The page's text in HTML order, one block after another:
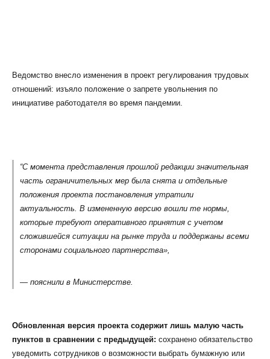
УСЛОВИЯ ИСПОЛЬЗОВАНИЯ ФАЙЛОВ COOKIE
ПОЛЬЗОВАТЕЛЬСКОЕ СОГЛАШЕНИЕ
Ведомство внесло изменения в проект регулирования трудовых
отношений: изъяло положение о запрете увольнения по
инициативе работодателя во время пандемии.
“С момента представления прошлой редакции значительная
часть ограничительных мер была снята и отдельные
положения проекта постановления утратили
актуальность. В измененную версию вошли те нормы,
которые требуют оперативного принятия с учетом
сложившейся ситуации на рынке труда и поддержаны всеми
сторонами социального партнерства»,
— пояснили в Министерстве.
Обновленная версия проекта содержит лишь малую часть
пунктов в сравнении с предыдущей: сохранено обязательство
уведомить сотрудников о возможности выбрать бумажную или